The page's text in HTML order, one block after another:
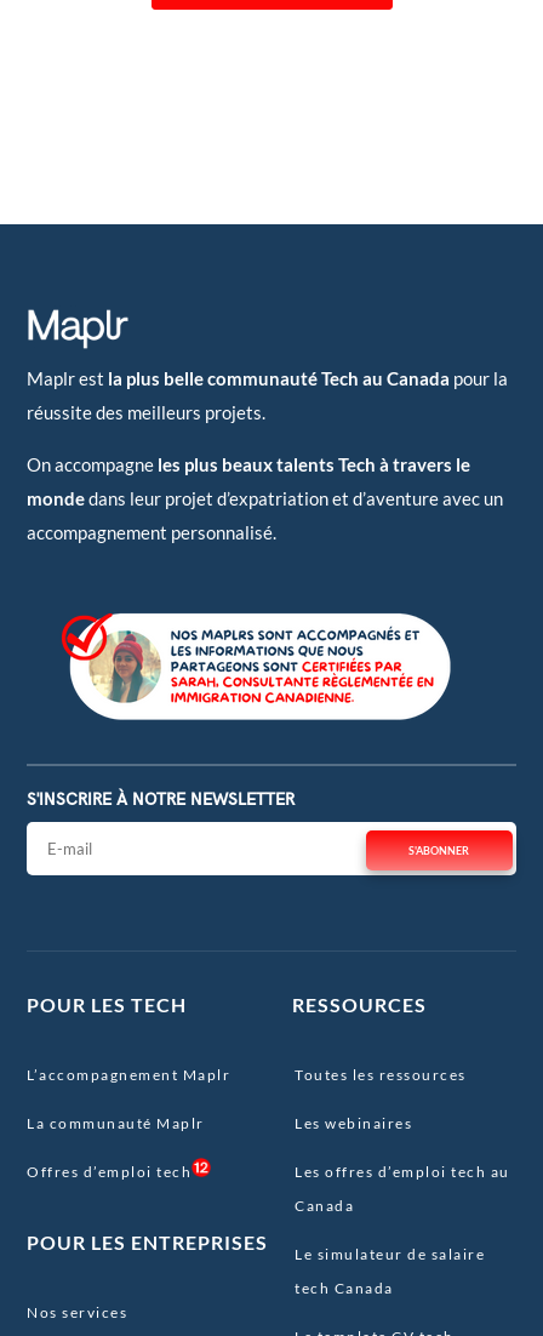
Maplr est la plus belle communauté Tech au Canada pour la
réussite des meilleurs projets.
On accompagne les plus beaux talents Tech à travers le
mondedans leur projet d’expatriation et d’aventure avec un
accompagnement personnalisé.
S'INSCRIRE À NOTRE NEWSLETTER
S'ABONNER
POUR LES TECH
L’accompagnement Maplr
La communauté Maplr
Offres d’emploi tech
POUR LES ENTREPRISES
Nos services
RESSOURCES
Toutes les ressources
Les webinaires
Les offres d’emploi tech au
Canada
Le simulateur de salaire
tech Canada